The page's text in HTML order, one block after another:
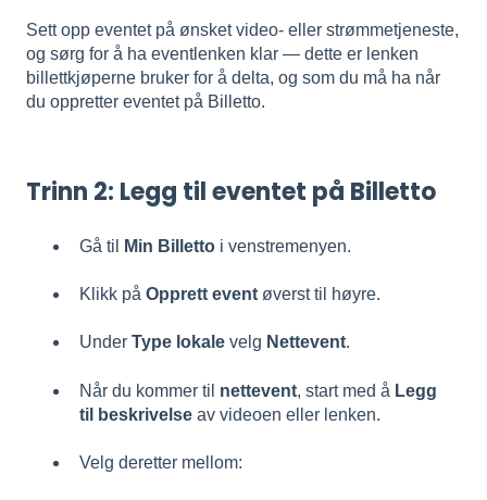
Sett opp eventet på ønsket video- eller strømmetjeneste,
og sørg for å ha eventlenken klar — dette er lenken
billettkjøperne bruker for å delta, og som du må ha når
du oppretter eventet på Billetto.
Trinn 2: Legg til eventet på Billetto
Gå til Min Billetto i venstremenyen.
Klikk på Opprett event øverst til høyre.
Under Type lokale velg Nettevent.
Når du kommer til nettevent, start med å Legg
til beskrivelse av videoen eller lenken.
Velg deretter mellom: